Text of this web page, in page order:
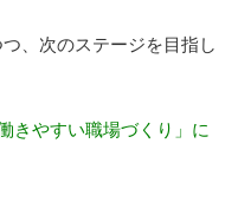
、次のステージを目指し
きやすい職場づくり」に